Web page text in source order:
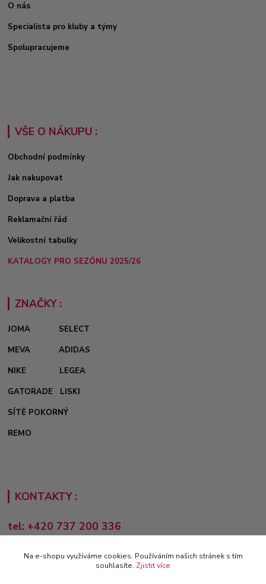
O nás
Specialista pro kluby a týmy
Spolupracujeme
VŠE O NÁKUPU :
Obchodní podmínky
Jak nakupovat
Doprava a platba
Reklamační řád
Velikostní tabulky
KATALOGY PRO SEZÓNU 2025/26
ZNAČKY :
JOMA
SELECT
MEVA
ADIDAS
NIKE
LEGEA
GATORADE
LISKI
SÍTĚ POKORNÝ
REMO
KONTAKTY :
tel: +420 737 200 336
Pondělí-Pátek: 8 - 17 hodin
obchod@e-sporting.cz
Na e-shopu využíváme cookies. Používáním našich stránek s tím
souhlasíte. Zjistit více